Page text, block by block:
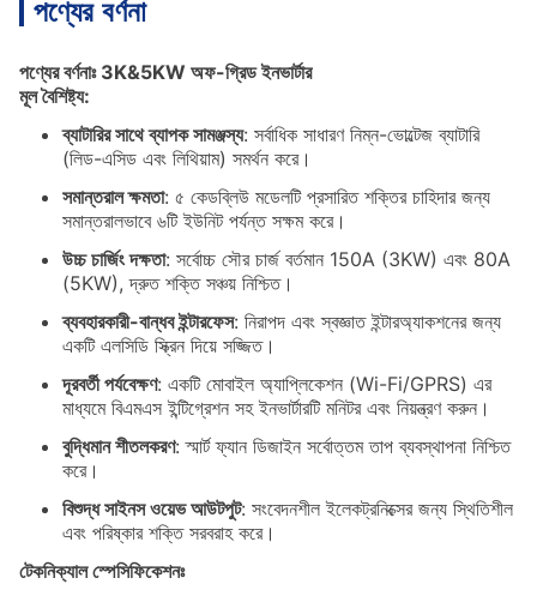
পণ্যের বর্ণনা
পণ্যের বর্ণনাঃ 3K&5KW অফ-গ্রিড ইনভার্টার
মূল বৈশিষ্ট্য:
ব্যাটারির সাথে ব্যাপক সামঞ্জস্য: সর্বাধিক সাধারণ নিম্ন-ভোল্টেজ ব্যাটারি
(লিড-এসিড এবং লিথিয়াম) সমর্থন করে।
সমান্তরাল ক্ষমতা: ৫ কেডব্লিউ মডেলটি প্রসারিত শক্তির চাহিদার জন্য
সমান্তরালভাবে ৬টি ইউনিট পর্যন্ত সক্ষম করে।
উচ্চ চার্জিং দক্ষতা: সর্বোচ্চ সৌর চার্জ বর্তমান 150A (3KW) এবং 80A
(5KW), দ্রুত শক্তি সঞ্চয় নিশ্চিত।
ব্যবহারকারী-বান্ধব ইন্টারফেস: নিরাপদ এবং স্বজ্ঞাত ইন্টারঅ্যাকশনের জন্য
একটি এলসিডি স্ক্রিন দিয়ে সজ্জিত।
দূরবর্তী পর্যবেক্ষণ: একটি মোবাইল অ্যাপ্লিকেশন (Wi-Fi/GPRS) এর
মাধ্যমে বিএমএস ইন্টিগ্রেশন সহ ইনভার্টারটি মনিটর এবং নিয়ন্ত্রণ করুন।
বুদ্ধিমান শীতলকরণ: স্মার্ট ফ্যান ডিজাইন সর্বোত্তম তাপ ব্যবস্থাপনা নিশ্চিত
করে।
বিশুদ্ধ সাইনস ওয়েভ আউটপুট: সংবেদনশীল ইলেকট্রনিক্সের জন্য স্থিতিশীল
এবং পরিষ্কার শক্তি সরবরাহ করে।
টেকনিক্যাল স্পেসিফিকেশনঃ